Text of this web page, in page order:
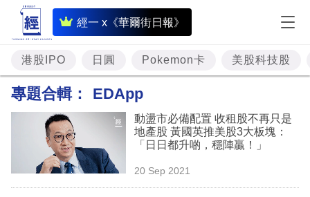
經一 x《華爾街日報》
即
時
財
經
投
資
港股IPO 日圓 Pokemon卡 美股科技股
專題合輯： EDApp
動盪市必備配置 收租股不再只是
地產股 黃國英推美股3大板塊：
「日日都升啲，穩陣贏！」
20 Sep 2021